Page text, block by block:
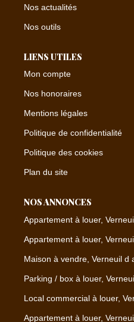
Nos actualités
Nos outils
LIENS UTILES
Mon compte
Nos honoraires
Mentions légales
Politique de confidentialité
Politique des cookies
Plan du site
NOS ANNONCES
Appartement à louer,
Appartement à louer,
Maison à vendre, Verneuil d
Parking / box à louer,
Local commercial à louer,
Appartement à louer,